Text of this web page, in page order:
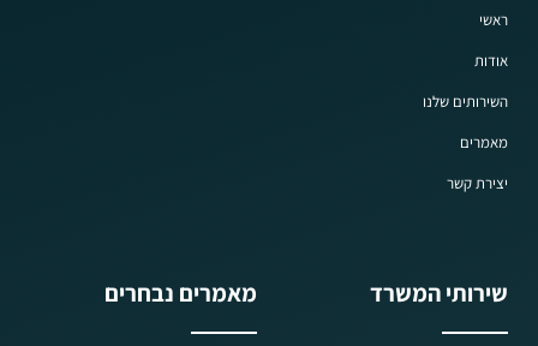
ראשי
אודות
השירותים שלנו
מאמרים
יצירת קשר
שירותי המשרד מאמרים נבחרים